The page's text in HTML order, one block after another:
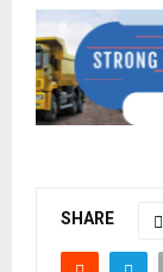
SHARE